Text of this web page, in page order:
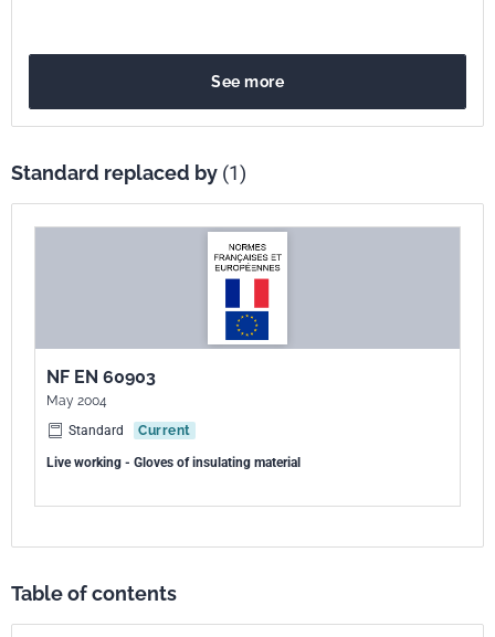
See more
Standard replaced by (1)
NF EN 60903
May 2004
Standard
Current
Live working - Gloves of insulating material
Table of contents